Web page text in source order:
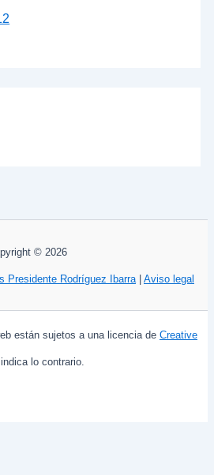
© 2026
Presidente Rodríguez Ibarra| Aviso legal
están sujetos a una licencia de Creative
lo contrario.